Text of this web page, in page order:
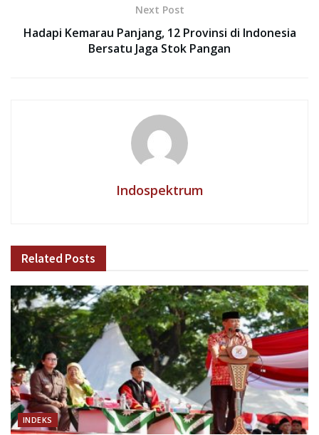
Next Post
Hadapi Kemarau Panjang, 12 Provinsi di Indonesia
Bersatu Jaga Stok Pangan
Indospektrum
Related Posts
INDEKS